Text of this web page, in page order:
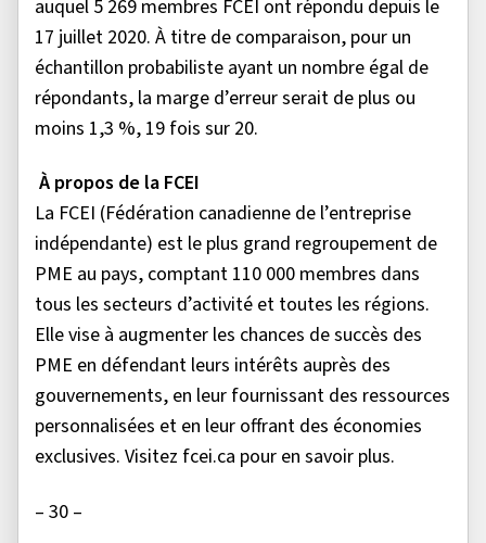
auquel 5 269 membres FCEI ont répondu depuis le
17 juillet 2020. À titre de comparaison, pour un
échantillon probabiliste ayant un nombre égal de
répondants, la marge d’erreur serait de plus ou
moins 1,3 %, 19 fois sur 20.
À propos de la FCEI
La FCEI (Fédération canadienne de l’entreprise
indépendante) est le plus grand regroupement de
PME au pays, comptant 110 000 membres dans
tous les secteurs d’activité et toutes les régions.
Elle vise à augmenter les chances de succès des
PME en défendant leurs intérêts auprès des
gouvernements, en leur fournissant des ressources
personnalisées et en leur offrant des économies
exclusives. Visitez fcei.ca pour en savoir plus.
– 30 –